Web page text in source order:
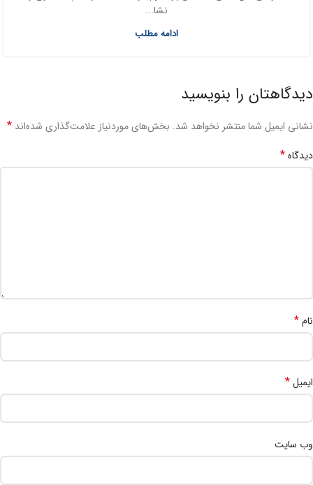
نشا...
ادامه مطلب
دیدگاهتان را بنویسید
نشانی ایمیل شما منتشر نخواهد شد. بخش‌های موردنیاز علامت‌گذاری شده‌اند *
دیدگاه*
نام*
ایمیل*
وب‌ سایت